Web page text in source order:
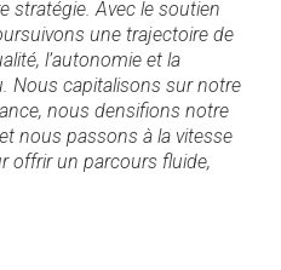
stratégie. Avec le soutien
une trajectoire de
l’autonomie et la
Nous capitalisons sur notre
nous densifions notre
nous passons à la vitesse
offrir un parcours fluide,